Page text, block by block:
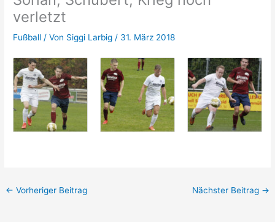
verletzt
Fußball / Von Siggi Larbig / 31. März 2018
← Vorheriger Beitrag Nächster Beitrag →